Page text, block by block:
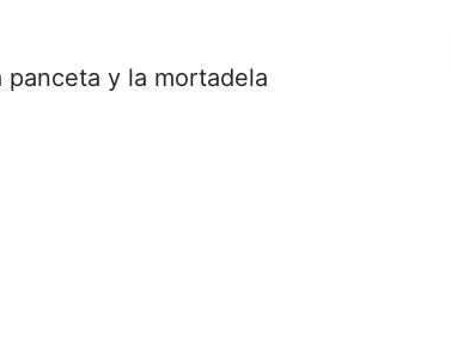
y la mortadela